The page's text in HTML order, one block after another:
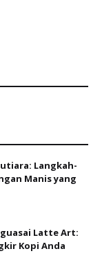
Langkah-
Manis yang
Latte Art:
Kopi Anda